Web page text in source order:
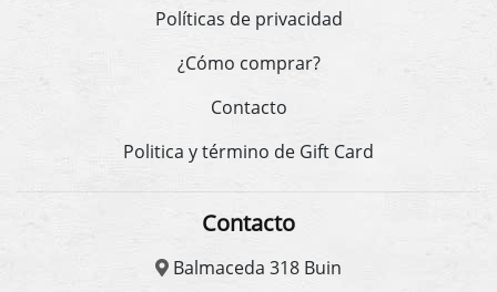
Políticas de privacidad
¿Cómo comprar?
Contacto
Politica y término de Gift Card
Contacto
Balmaceda 318 Buin